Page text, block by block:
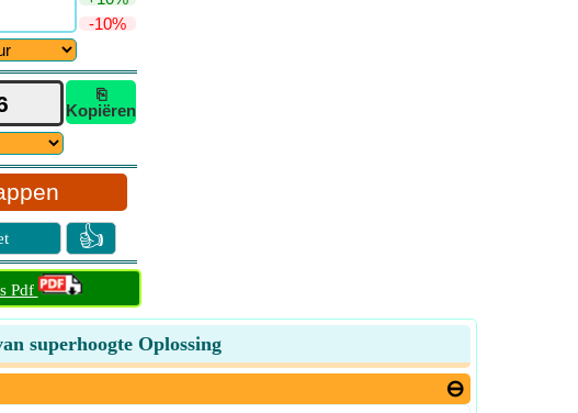
-10%
⎘
Kopiëren
👍
Pdf
superhoogte Oplossing